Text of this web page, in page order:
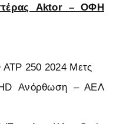
Aktor – ΟΦΗ
250 2024 Μετς
Ανόρθωση – ΑΕΛ